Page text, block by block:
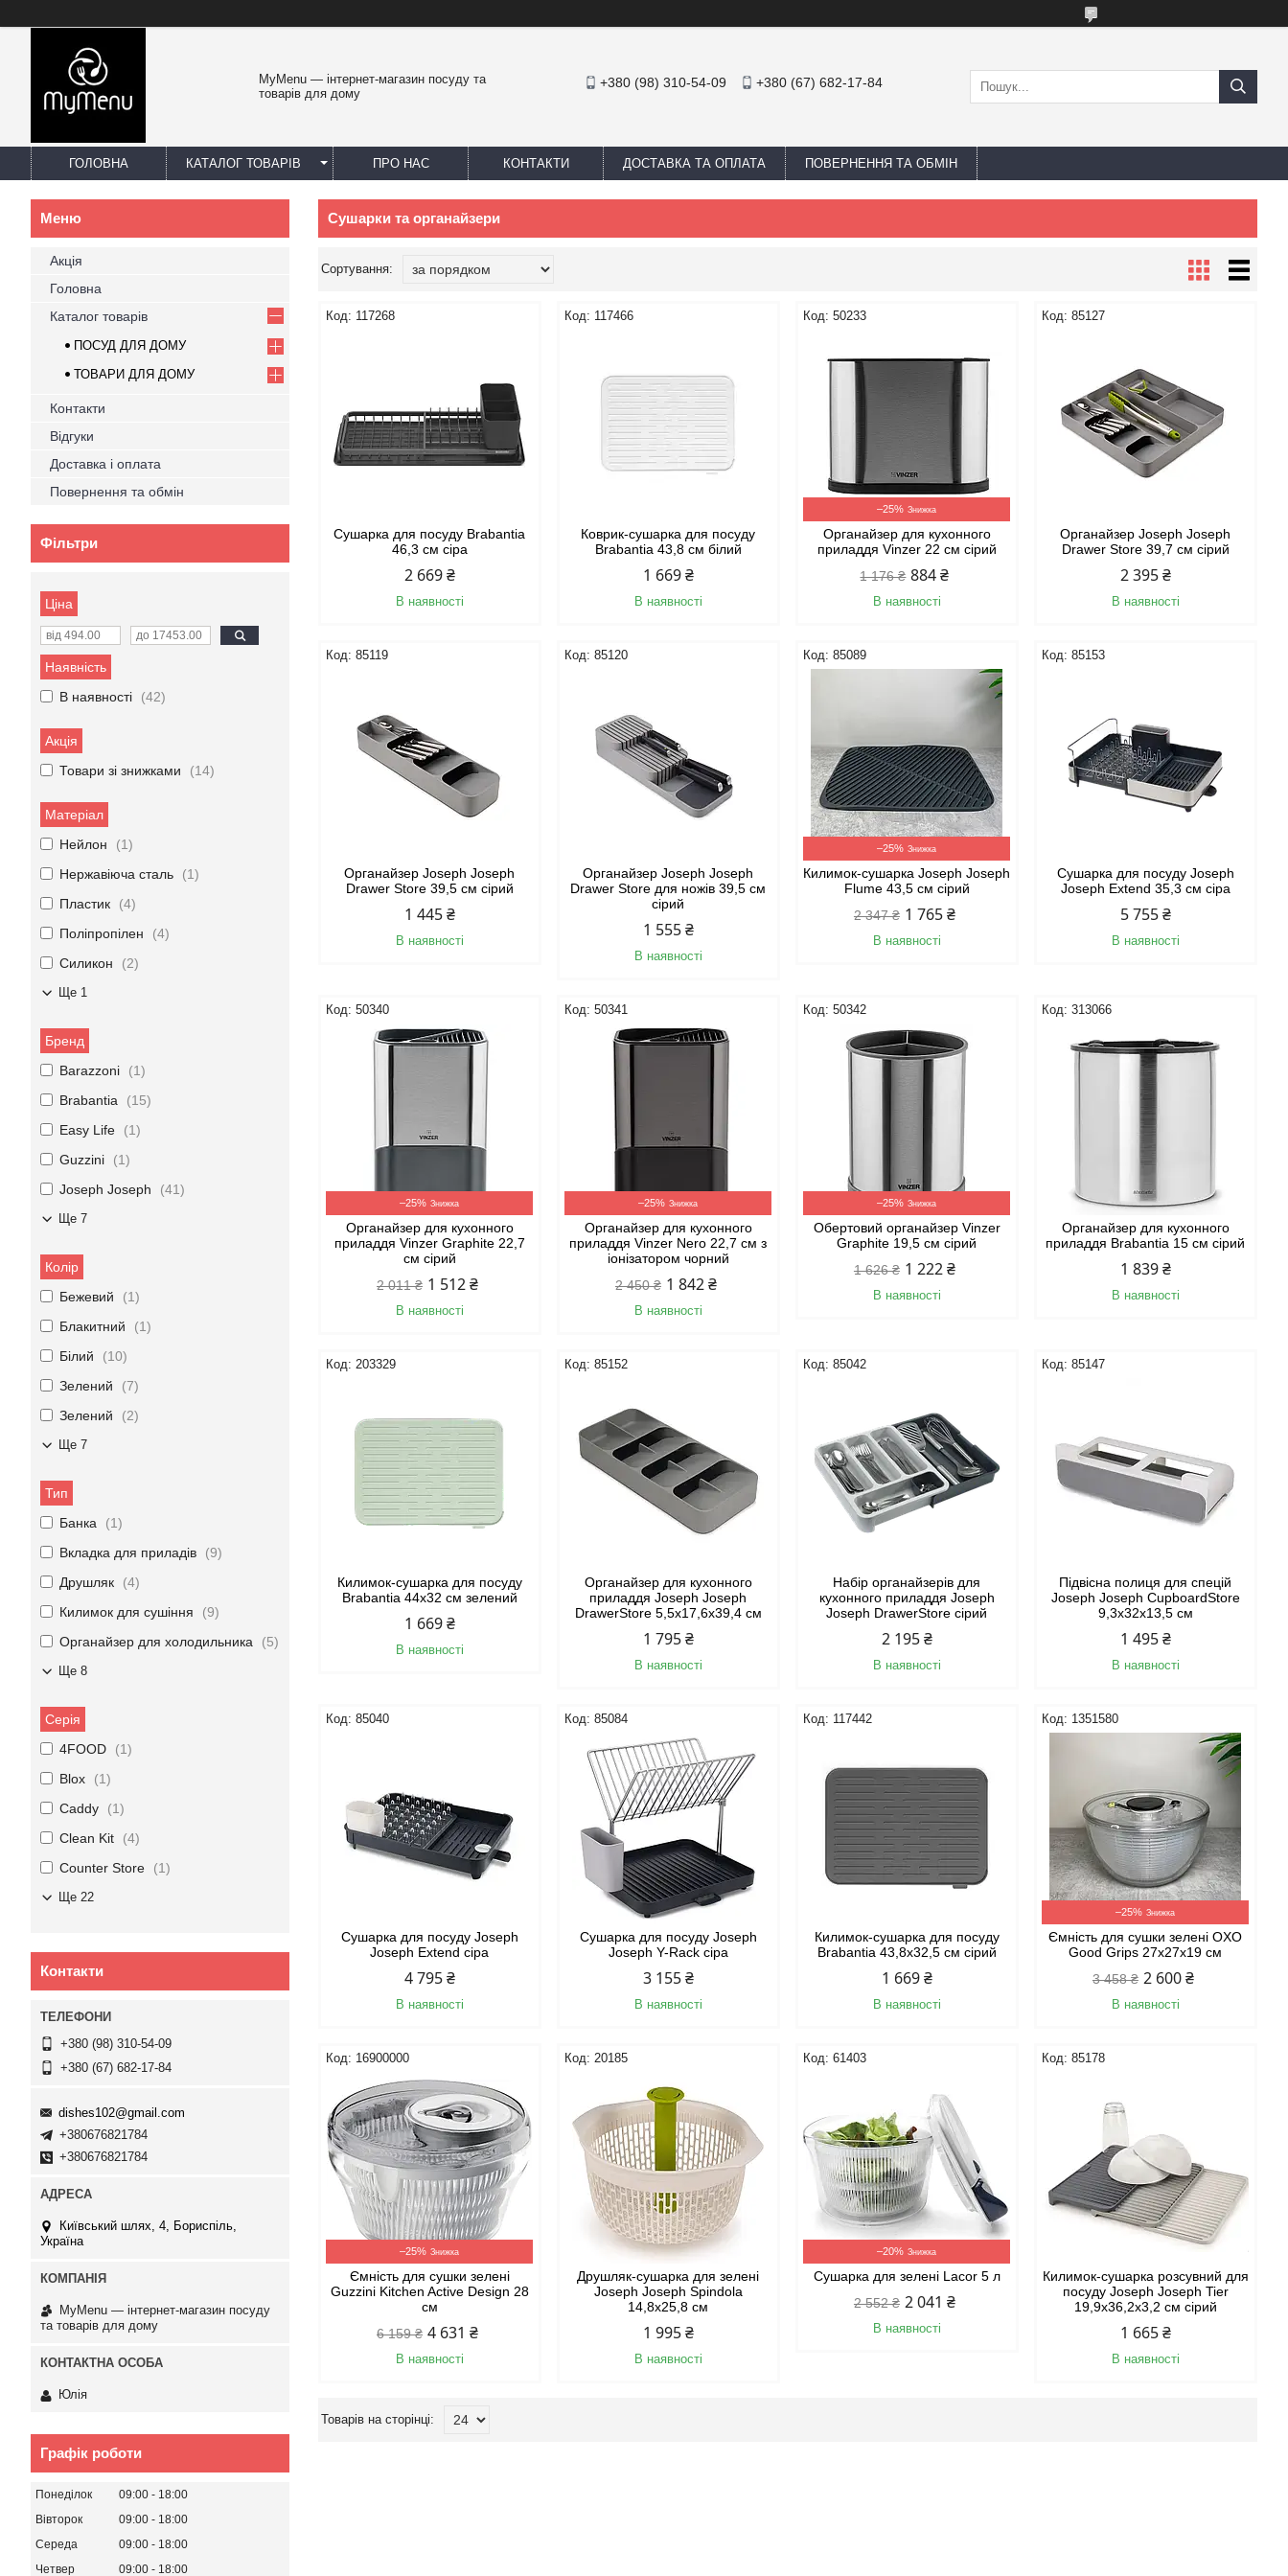
MyMenu — інтернет-магазин посуду та
товарів для дому
+380 (98) 310-54-09 +380 (67) 682-17-84
ГОЛОВНА КАТАЛОГ ТОВАРІВ ПРО НАС КОНТАКТИ ДОСТАВКА ТА ОПЛАТА ПОВЕРНЕННЯ ТА ОБМІН
Сушарки та органайзери
117268
Сушарка для посуду Brabantia
46,3 см сіра
2 669 ₴
В наявності
117466
Коврик-сушарка для посуду
Brabantia 43,8 см білий
1 669 ₴
В наявності
50233
–25%
Органайзер для кухонного
приладдя Vinzer 22 см сірий
1 176 ₴ 884 ₴
В наявності
85127
Органайзер Joseph Joseph
Drawer Store 39,7 см сірий
2 395 ₴
В наявності
85119
Органайзер Joseph Joseph
Drawer Store 39,5 см сірий
1 445 ₴
В наявності
85120
Органайзер Joseph Joseph
Drawer Store для ножів 39,5 см
сірий
1 555 ₴
В наявності
85089
–25%
Килимок-сушарка Joseph Joseph
Flume 43,5 см сірий
2 347 ₴ 1 765 ₴
В наявності
85153
Сушарка для посуду Joseph
Joseph Extend 35,3 см сіра
5 755 ₴
В наявності
50340
–25%
Органайзер для кухонного
приладдя Vinzer Graphite 22,7
см сірий
2 011 ₴ 1 512 ₴
В наявності
50341
–25%
Органайзер для кухонного
приладдя Vinzer Nero 22,7 см з
іонізатором чорний
2 450 ₴ 1 842 ₴
В наявності
50342
–25%
Обертовий органайзер Vinzer
Graphite 19,5 см сірий
1 626 ₴ 1 222 ₴
В наявності
313066
Органайзер для кухонного
приладдя Brabantia 15 см сірий
1 839 ₴
В наявності
203329
Килимок-сушарка для посуду
Brabantia 44х32 см зелений
1 669 ₴
В наявності
85152
Органайзер для кухонного
приладдя Joseph Joseph
DrawerStore 5,5х17,6x39,4 см
1 795 ₴
В наявності
85042
Набір органайзерів для
кухонного приладдя Joseph
Joseph DrawerStore сірий
2 195 ₴
В наявності
85147
Підвісна полиця для спецій
Joseph Joseph CupboardStore
9,3x32x13,5 см
1 495 ₴
В наявності
85040
Сушарка для посуду Joseph
Joseph Extend сіра
4 795 ₴
В наявності
85084
Сушарка для посуду Joseph
Joseph Y-Rack сіра
3 155 ₴
В наявності
117442
Килимок-сушарка для посуду
Brabantia 43,8х32,5 см сірий
1 669 ₴
В наявності
1351580
–25%
Ємність для сушки зелені OXO
Good Grips 27х27х19 см
3 458 ₴ 2 600 ₴
В наявності
16900000
–25%
Ємність для сушки зелені
Guzzini Kitchen Active Design 28
см
6 159 ₴ 4 631 ₴
В наявності
20185
Друшляк-сушарка для зелені
Joseph Joseph Spindola
14,8х25,8 см
1 995 ₴
В наявності
61403
–20%
Сушарка для зелені Lacor 5 л
2 552 ₴ 2 041 ₴
В наявності
85178
Килимок-сушарка розсувний для
посуду Joseph Joseph Tier
19,9х36,2х3,2 см сірий
1 665 ₴
В наявності
Акція
Головна
Каталог товарів
ПОСУД ДЛЯ ДОМУ
ТОВАРИ ДЛЯ ДОМУ
Контакти
Відгуки
Доставка і оплата
Повернення та обмін
Фільтри
Ціна
Наявність
В наявності
42
Акція
Товари зі знижками
14
Матеріал
Нейлон
1
Нержавіюча сталь
1
Пластик
4
Поліпропілен
4
Силикон
2
Ще 1
Бренд
Barazzoni
1
Brabantia
15
Easy Life
1
Guzzini
1
Joseph Joseph
41
Ще 7
Колір
Бежевий
1
Блакитний
1
Білий
10
Зелений
7
Зелений
2
Ще 7
Тип
Банка
1
Вкладка для приладів
9
Друшляк
4
Килимок для сушіння
9
Органайзер для холодильника
5
Ще 8
Серія
4FOOD
1
Blox
1
Caddy
1
Clean Kit
4
Counter Store
1
Ще 22
Контакти
+380 (98) 310-54-09
+380 (67) 682-17-84
dishes102@gmail.com
+380676821784
+380676821784
Київський шлях, 4, Бориспіль,
Україна
MyMenu — інтернет-магазин посуду
та товарів для дому
Юлія
Графік роботи
Понеділок 09:00
18:00
Вівторок
09:00
18:00
Середа
09:00
18:00
Четвер
09:00 18:00